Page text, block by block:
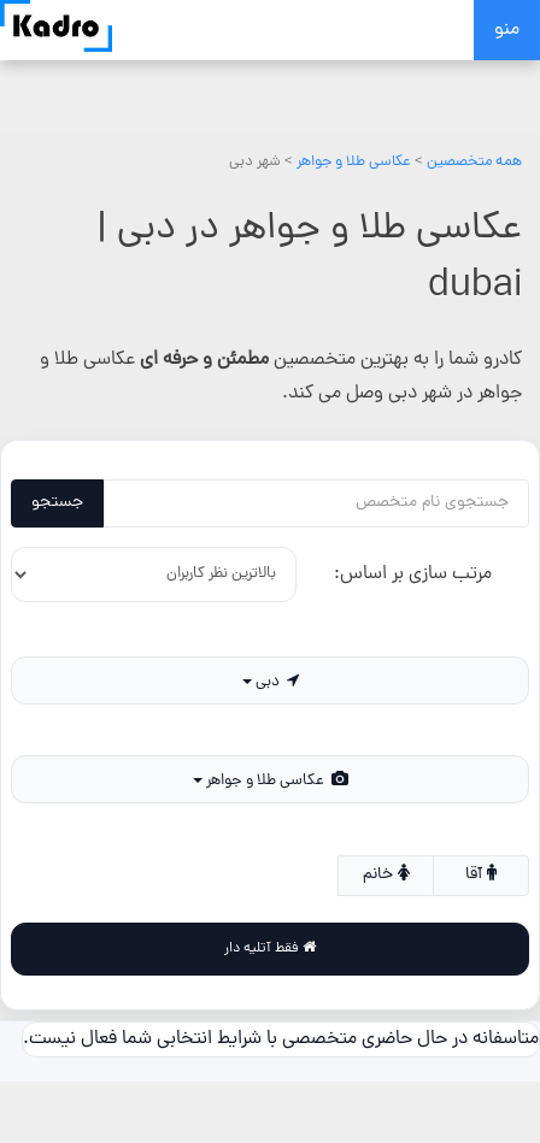
Skip
منو
همه متخصصین > عکاسی طلا و جواهر > شهر دبی
عکاسی طلا و جواهر در دبی |
dubai
کادرو شما را به بهترین متخصصینمطمئن و حرفه ایعکاسی طلا و
جواهر در شهر دبی وصل می کند.
جستجو
مرتب سازی بر اساس:
خانم
متاسفانه در حال حاضری متخصصی با شرایط انتخابی شما فعال نیست.